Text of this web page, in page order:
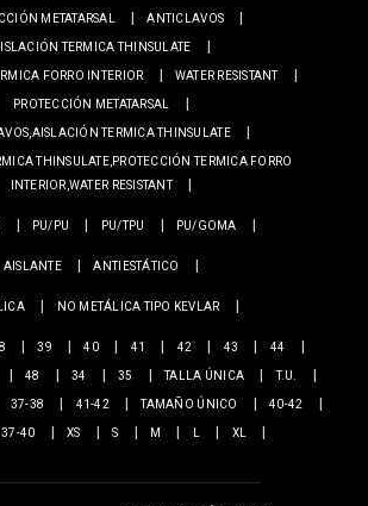
METATARSAL
ANTICLAVOS
TERMICA THINSULATE
FORRO INTERIOR
WATER RESISTANT
PROTECCIÓN METATARSAL
TERMICA THINSULATE
THINSULATE,PROTECCIÓN TERMICA FORRO
INTERIOR,WATER RESISTANT
PU/PU PU/TPU PU/GOMA
AISLANTE ANTIESTÁTICO
NO METÁLICA TIPO KEVLAR
39 40 41 42 43
44
48 34 35 TALLA ÚNICA
T.U.
37-38 41-42 TAMAÑO ÚNICO
40-42
37-40 XS S M L XL